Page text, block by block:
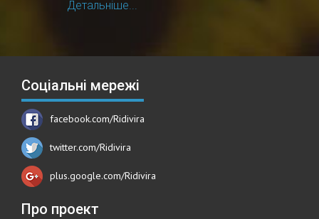
Детальніше...
Соціальні мережі
facebook.com/Ridivira
twitter.com/Ridivira
plus.google.com/Ridivira
Про проект